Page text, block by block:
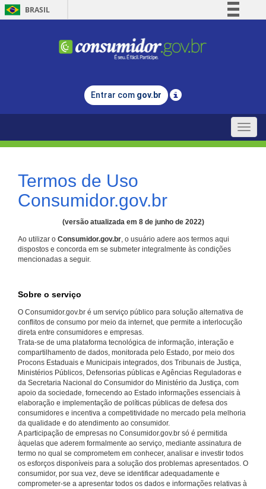
BRASIL
Comunica BR
Legislação
Entrar com gov.br
Toggle
Termos de Uso
Consumidor.gov.br
(versão atualizada em 8 de junho de 2022)
Ao utilizar o Consumidor.gov.br, o usuário adere aos termos aqui
dispostos e concorda em se submeter integralmente às condições
mencionadas a seguir.
Sobre o serviço
O Consumidor.gov.br é um serviço público para solução alternativa de
conflitos de consumo por meio da internet, que permite a interlocução
direta entre consumidores e empresas.
Trata-se de uma plataforma tecnológica de informação, interação e
compartilhamento de dados, monitorada pelo Estado, por meio dos
Procons Estaduais e Municipais integrados, dos Tribunais de Justiça,
Ministérios Públicos, Defensorias públicas e Agências Reguladoras e
da Secretaria Nacional do Consumidor do Ministério da Justiça, com
apoio da sociedade, fornecendo ao Estado informações essenciais à
elaboração e implementação de políticas públicas de defesa dos
consumidores e incentiva a competitividade no mercado pela melhoria
da qualidade e do atendimento ao consumidor.
A participação de empresas no Consumidor.gov.br só é permitida
àquelas que aderem formalmente ao serviço, mediante assinatura de
termo no qual se comprometem em conhecer, analisar e investir todos
os esforços disponíveis para a solução dos problemas apresentados. O
consumidor, por sua vez, deve se identificar adequadamente e
comprometer-se a apresentar todos os dados e informações relativas à